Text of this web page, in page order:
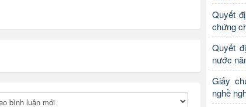
Quyết
chứng
Quyết
nước
Giấy
nghề